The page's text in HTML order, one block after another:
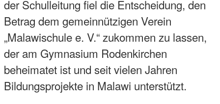
der Schulleitung fiel die Entscheidung, den
Betrag dem gemeinnützigen Verein
„Malawischule e. V.“ zukommen zu lassen,
der am Gymnasium Rodenkirchen
beheimatet ist und seit vielen Jahren
Bildungsprojekte in Malawi unterstützt.